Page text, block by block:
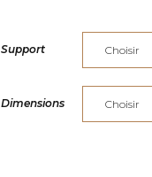
Support
Dimensions